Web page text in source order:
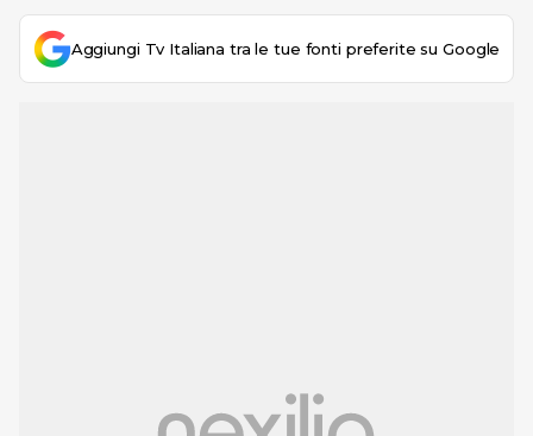
Aggiungi Tv Italiana tra le tue fonti preferite su Google